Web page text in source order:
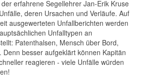
erfahrene Segellehrer Jan-Erik Kruse
deren Ursachen und Verläufe. Auf
ausgewerteten Unfallberichten werden
Unfalltypen an
Patenthalsen, Mensch über Bord,
Denn besser aufgeklärt können Kapitän
reagieren - viele Unfälle würden